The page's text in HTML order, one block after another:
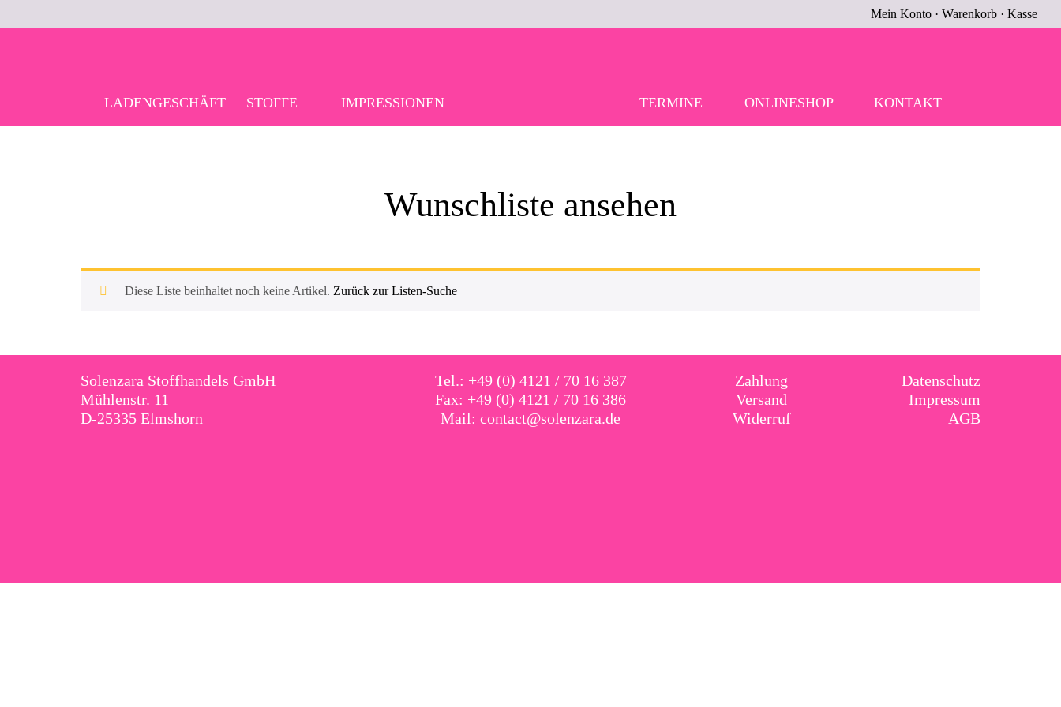
Mein Konto · Warenkorb · Kasse
LADENGESCHÄFT STOFFE IMPRESSIONEN TERMINE ONLINESHOP KONTAKT
Wunschliste ansehen
Diese Liste beinhaltet noch keine Artikel. Zurück zur Listen-Suche
Solenzara Stoffhandels GmbH
Mühlenstr. 11
D-25335 Elmshorn
Tel.: +49 (0) 4121 / 70 16 387
Fax: +49 (0) 4121 / 70 16 386
Mail: contact@solenzara.de
Zahlung
Versand
Widerruf
Datenschutz
Impressum
AGB